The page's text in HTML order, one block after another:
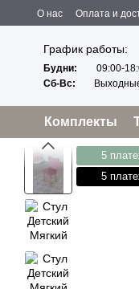
Перейти к основному
О нас Оплата и
Пользовательское
Политика
График работы:
Будни:
09:00-
Сб-Вс:
Комплекты
5
5